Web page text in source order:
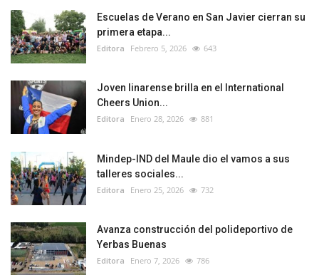
Escuelas de Verano en San Javier cierran su
primera etapa...
Editora Febrero 5, 2026 643
Joven linarense brilla en el International
Cheers Union...
Editora Enero 28, 2026 881
Mindep-IND del Maule dio el vamos a sus
talleres sociales...
Editora Enero 25, 2026 732
Avanza construcción del polideportivo de
Yerbas Buenas
Editora Enero 7, 2026 786